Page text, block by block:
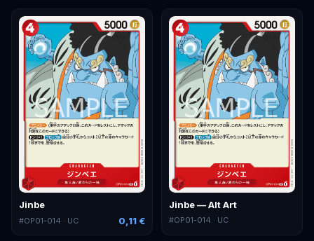
Jinbe
#OP01-014 · UC 0,11 €
Jinbe — Alt Art
#OP01-014 · UC